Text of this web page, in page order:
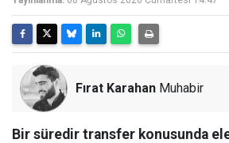
Fırat Karahan Muhabir
Bir süredir transfer konusunda